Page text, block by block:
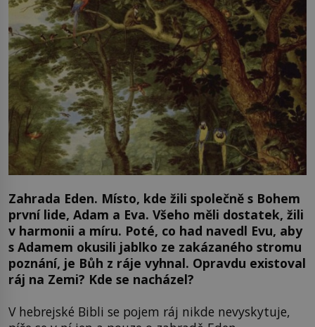
Zahrada Eden. Místo, kde žili společně s Bohem
první lide, Adam a Eva. Všeho měli dostatek, žili
v harmonii a míru. Poté, co had navedl Evu, aby
s Adamem okusili jablko ze zakázaného stromu
poznání, je Bůh z ráje vyhnal. Opravdu existoval
ráj na Zemi? Kde se nacházel?
V hebrejské Bibli se pojem ráj nikde nevyskytuje,